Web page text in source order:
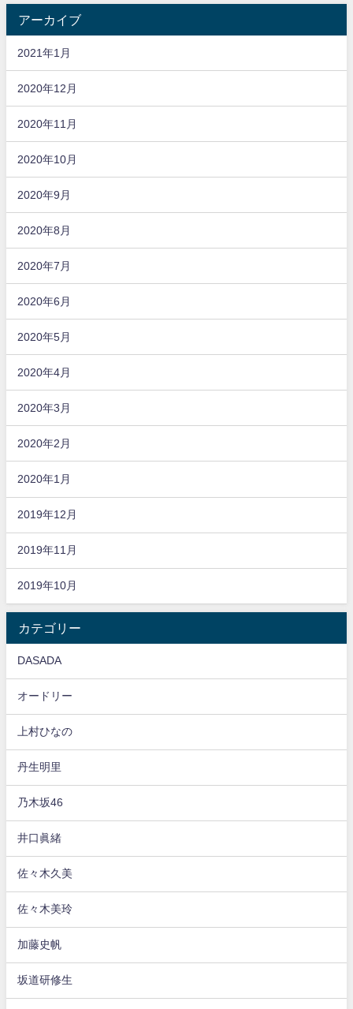
アーカイブ
2021年1月
2020年12月
2020年11月
2020年10月
2020年9月
2020年8月
2020年7月
2020年6月
2020年5月
2020年4月
2020年3月
2020年2月
2020年1月
2019年12月
2019年11月
2019年10月
カテゴリー
DASADA
オードリー
上村ひなの
丹生明里
乃木坂46
井口眞緒
佐々木久美
佐々木美玲
加藤史帆
坂道研修生